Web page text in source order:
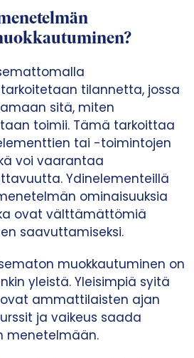
tilannetta, jossa
sitä, miten
toimii. Tämä tarkoittaa
tai -toimintojen
voi vaarantaa
Ydinelementeillä
ominaisuuksia
ovat välttämättömiä
saavuttamiseksi.
muokkautuminen on
yleistä. Yleisimpiä syitä
ammattilaisten ajan
ja vaikeus saada
menetelmään.